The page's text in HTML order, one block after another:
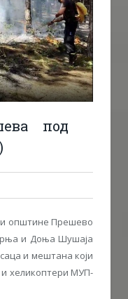
под
општине Прешево
и Доња Шушаја
и мештана који
и хеликоптери МУП-